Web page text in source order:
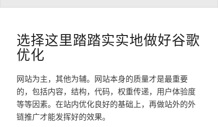
选择这里踏踏实实地做好谷歌
优化
网站为主，其他为辅。网站本身的质量才是最重要
的，包括内容，结构，代码，权重传递，用户体验度
等等因素。在站内优化良好的基础上，再做站外的外
链推广才能发挥好的效果。